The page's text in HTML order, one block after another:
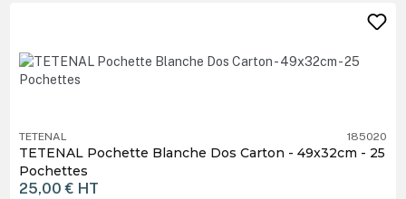
TETENAL 185020
TETENAL Pochette Blanche Dos Carton - 49x32cm - 25
Pochettes
25,00 € HT